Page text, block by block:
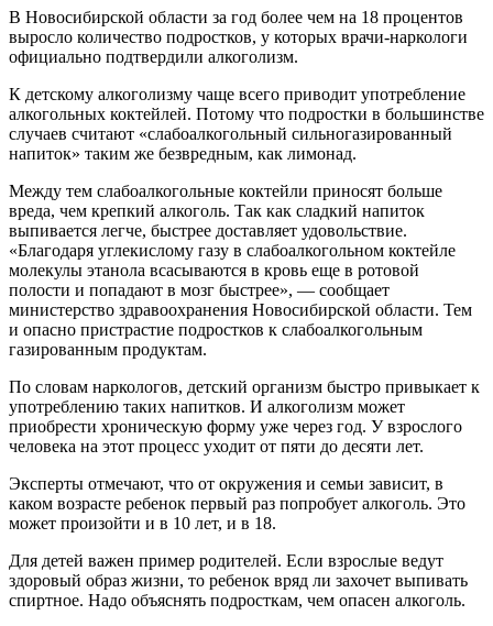
В Новосибирской области за год более чем на 18 процентов
выросло количество подростков, у которых врачи-наркологи
официально подтвердили алкоголизм.
К детскому алкоголизму чаще всего приводит употребление
алкогольных коктейлей. Потому что подростки в большинстве
случаев считают «слабоалкогольный сильногазированный
напиток» таким же безвредным, как лимонад.
Между тем слабоалкогольные коктейли приносят больше
вреда, чем крепкий алкоголь. Так как сладкий напиток
выпивается легче, быстрее доставляет удовольствие.
«Благодаря углекислому газу в слабоалкогольном коктейле
молекулы этанола всасываются в кровь еще в ротовой
полости и попадают в мозг быстрее», — сообщает
министерство здравоохранения Новосибирской области. Тем
и опасно пристрастие подростков к слабоалкогольным
газированным продуктам.
По словам наркологов, детский организм быстро привыкает к
употреблению таких напитков. И алкоголизм может
приобрести хроническую форму уже через год. У взрослого
человека на этот процесс уходит от пяти до десяти лет.
Эксперты отмечают, что от окружения и семьи зависит, в
каком возрасте ребенок первый раз попробует алкоголь. Это
может произойти и в 10 лет, и в 18.
Для детей важен пример родителей. Если взрослые ведут
здоровый образ жизни, то ребенок вряд ли захочет выпивать
спиртное. Надо объяснять подросткам, чем опасен алкоголь.